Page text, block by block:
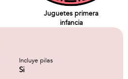
Juguetes primera
infancia
Incluye pilas
Si